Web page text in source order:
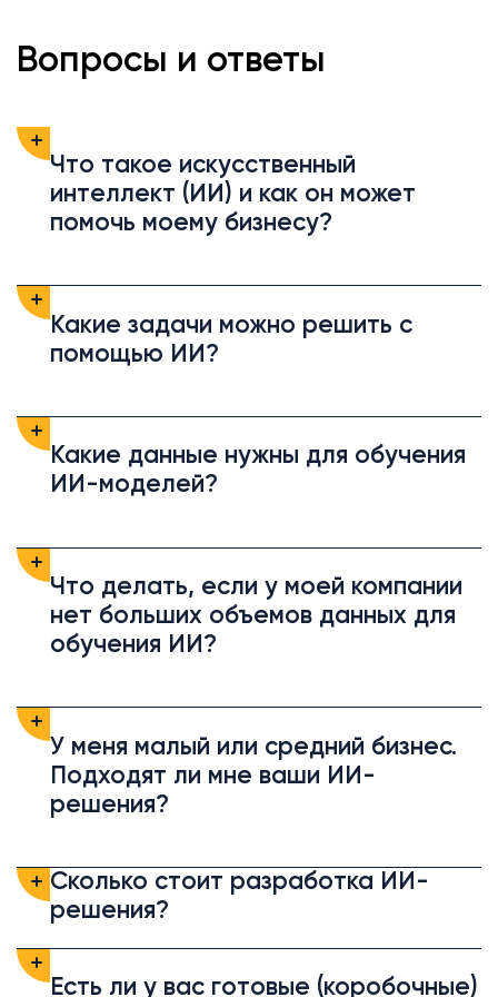
Вопросы и ответы
Что такое искусственный
интеллект (ИИ) и как он может
помочь моему бизнесу?
Какие задачи можно решить с
помощью ИИ?
Какие данные нужны для обучения
ИИ-моделей?
Что делать, если у моей компании
нет больших объемов данных для
обучения ИИ?
У меня малый или средний бизнес.
Подходят ли мне ваши ИИ-
решения?
Сколько стоит разработка ИИ-
решения?
Есть ли у вас готовые (коробочные)